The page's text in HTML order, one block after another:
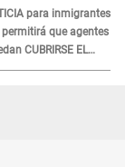
para inmigrantes
permitirá que agentes
CUBRIRSE EL